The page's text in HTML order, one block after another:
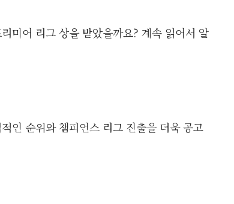
미어 리그 상을 받았을까요? 계속 읽어서 알
인 순위와 챔피언스 리그 진출을 더욱 공고